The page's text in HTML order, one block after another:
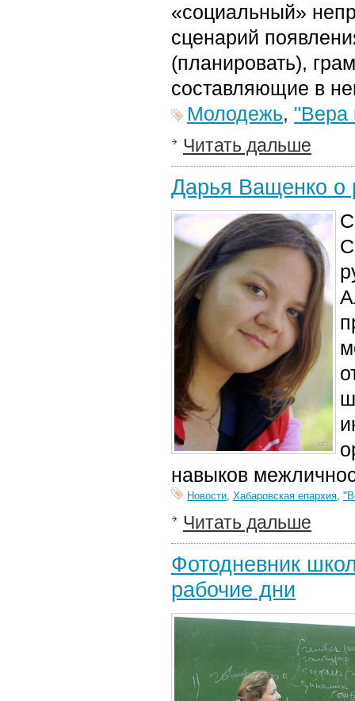
«социальный»
сценарий
(планировать),
составляющие в
Молодежь, "Вера
Читать дальше
Дарья Ващенко о
навыков
Новости, Хабаровская епархия,
Читать дальше
Фотодневник
рабочие дни